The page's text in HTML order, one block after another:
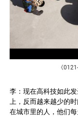
《
李：现在高科技如此
上，反而越来越少的
在城市里的人，他们